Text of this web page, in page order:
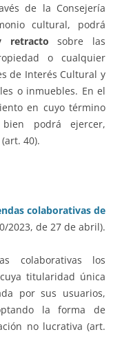
de la Consejería
cultural, podrá
retracto sobre las
o cualquier
de Interés Cultural y
o inmuebles. En el
en cuyo término
podrá ejercer,
40).
colaborativas de
2023, de 27 de abril).
colaborativas los
titularidad única
por sus usuarios,
la forma de
no lucrativa (art.